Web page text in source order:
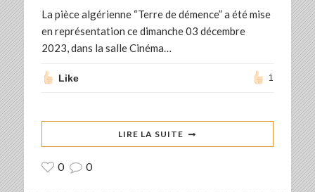
La pièce algérienne “Terre de démence” a été mise
en représentation ce dimanche 03 décembre
2023, dans la salle Cinéma…
Like 1
LIRE LA SUITE
0 0